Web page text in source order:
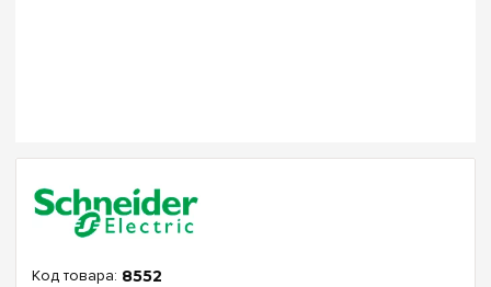
8552